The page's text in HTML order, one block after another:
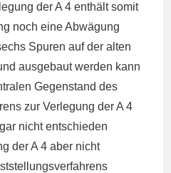
der A 4 enthält somit
noch eine Abwägung
Spuren auf der alten
ausgebaut werden kann
Gegenstand des
zur Verlegung der A 4
nicht entschieden
der A 4 aber nicht